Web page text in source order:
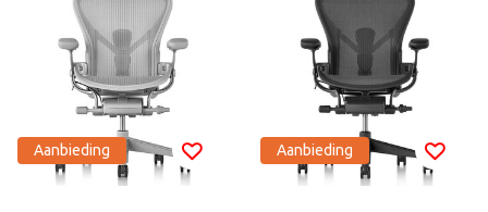
Aanbieding Aanbieding